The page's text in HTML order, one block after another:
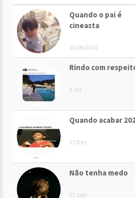
Quando o pai é
cineasta
03/09/2016
Rindo com
6 Jul
Quando acabar
15 Dez
Não tenha medo
27 Jan